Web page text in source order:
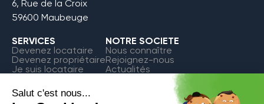
6, Rue de la Croix
59600 Maubeuge
SERVICES
Devenez locataire
Devenez propriétaire
Je suis locataire
NOTRE SOCIETE
Nous connaître
Rejoignez-nous
Actualités